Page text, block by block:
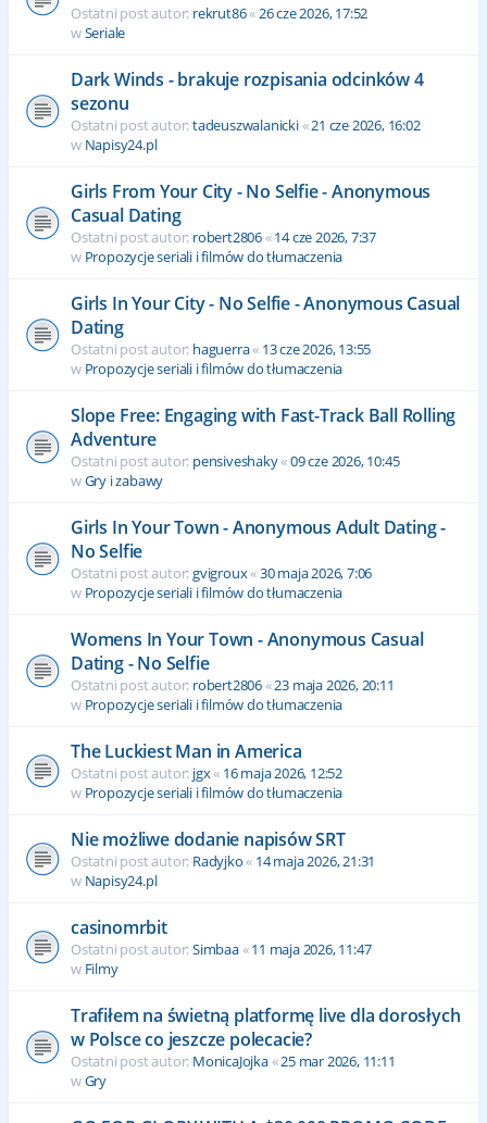
Ostatni post autor: rekrut86« 26 cze 2026, 17:52
wSeriale
Dark Winds - brakuje rozpisania odcinków 4
sezonu
Ostatni post autor:tadeuszwalanicki«21 cze 2026, 16:02
w Napisy24.pl
Girls From Your City - No Selfie - Anonymous
Casual Dating
Ostatni post autor: robert2806«14 cze 2026, 7:37
w Propozycje seriali i filmów do tłumaczenia
Girls In Your City - No Selfie - Anonymous Casual
Dating
Ostatni post autor: haguerra« 13 cze 2026, 13:55
w Propozycje seriali i filmów do tłumaczenia
Slope Free: Engaging with Fast-Track Ball Rolling
Adventure
Ostatni post autor: pensiveshaky«09 cze 2026, 10:45
wGry i zabawy
Girls In Your Town - Anonymous Adult Dating -
No Selfie
Ostatni post autor:gvigroux«30 maja 2026, 7:06
w Propozycje seriali i filmów do tłumaczenia
Womens In Your Town - Anonymous Casual
Dating - No Selfie
Ostatni post autor: robert2806«23 maja 2026, 20:11
w Propozycje seriali i filmów do tłumaczenia
The Luckiest Man in America
Ostatni post autor: jgx« 16 maja 2026, 12:52
w Propozycje seriali i filmów do tłumaczenia
Nie możliwe dodanie napisów SRT
Ostatni post autor: Radyjko« 14 maja 2026, 21:31
w Napisy24.pl
casinomrbit
Ostatni post autor:Simbaa«11 maja 2026, 11:47
w Filmy
Trafiłem na świetną platformę live dla dorosłych
w Polsce co jeszcze polecacie?
Ostatni post autor: MonicaJojka«25 mar 2026, 11:11
wGry